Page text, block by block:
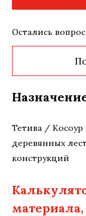
Остались
Тетива / Косоур
деревянных
конструкций